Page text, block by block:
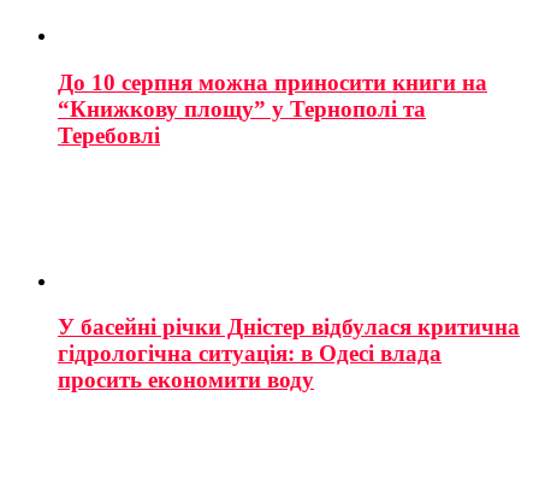
До 10 серпня можна приносити книги на
“Книжкову площу” у Тернополі та
Теребовлі
У басейні річки Дністер відбулася критична
гідрологічна ситуація: в Одесі влада
просить економити воду